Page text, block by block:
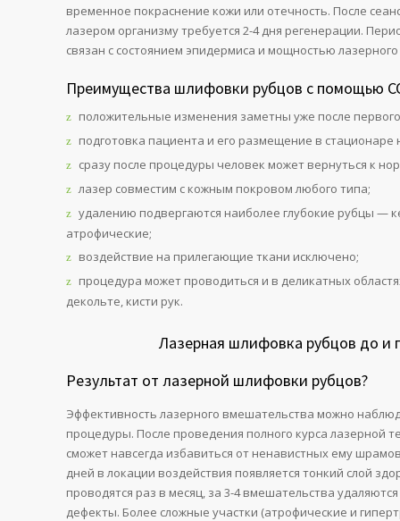
временное покраснение кожи или отечность. После
лазером организму требуется 2-4 дня регенерации.
связан с состоянием эпидермиса и мощностью
Преимущества шлифовки рубцов с помощью
положительные изменения заметны уже после
подготовка пациента и его размещение в стационаре
сразу после процедуры человек может вернуться к
лазер совместим с кожным покровом любого типа;
удалению подвергаются наиболее глубокие рубцы —
атрофические;
воздействие на прилегающие ткани исключено;
процедура может проводиться и в деликатных
декольте, кисти рук.
Лазерная шлифовка рубцов до и
Результат от лазерной шлифовки рубцов?
Эффективность лазерного вмешательства можно
процедуры. После проведения полного курса лазерной
сможет навсегда избавиться от ненавистных ему
дней в локации воздействия появляется тонкий слой
проводятся раз в месяц, за 3-4 вмешательства
дефекты. Более сложные участки (атрофические и